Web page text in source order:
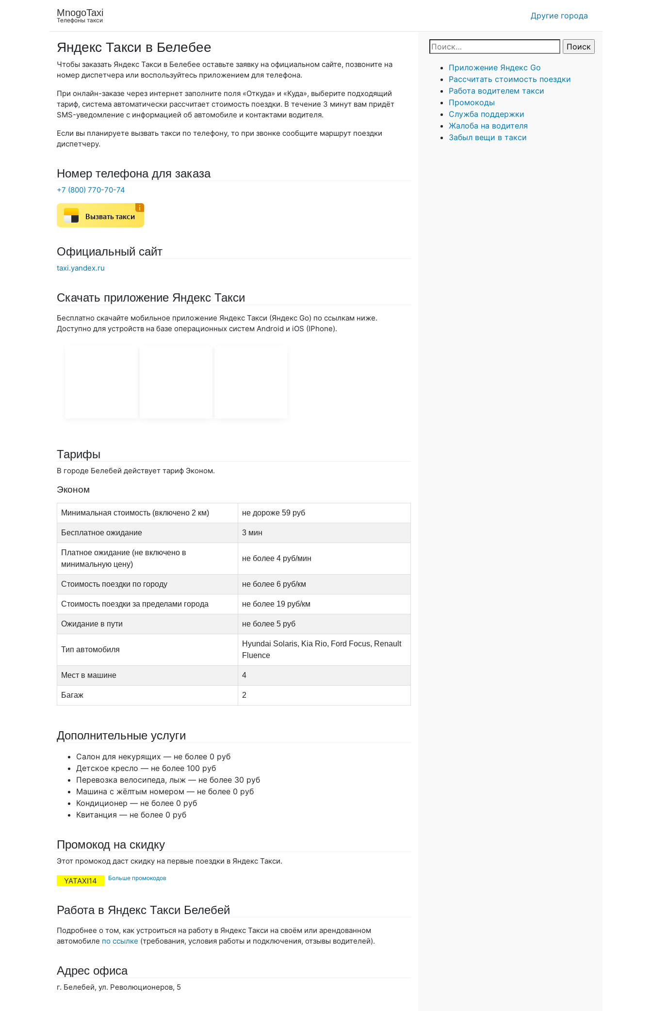
MnogoTaxi
Телефоны такси Другие города
Яндекс Такси в Белебее
Чтобы заказать Яндекс Такси в Белебее оставьте заявку на официальном сайте, позвоните на
номер диспетчера или воспользуйтесь приложением для телефона.
При онлайн-заказе через интернет заполните поля «Откуда» и «Куда», выберите подходящий
тариф, система автоматически рассчитает стоимость поездки. В течение 3 минут вам придёт
SMS-уведомление с информацией об автомобиле и контактами водителя.
Если вы планируете вызвать такси по телефону, то при звонке сообщите маршрут поездки
диспетчеру.
Номер телефона для заказа
+7 (800) 770-70-74
Вызвать такси
Официальный сайт
taxi.yandex.ru
Скачать приложение Яндекс Такси
Бесплатно скачайте мобильное приложение Яндекс Такси (Яндекс Go) по ссылкам ниже.
Доступно для устройств на базе операционных систем Android и iOS (IPhone).
Тарифы
В городе Белебей действует тариф Эконом.
Эконом
Минимальная стоимость (включено 2 км) не дороже 59 руб
Бесплатное ожидание 3 мин
Платное ожидание (не включено в
минимальную цену)
не более 4 руб/мин
Стоимость поездки по городу не более 6 руб/км
Стоимость поездки за пределами города не более 19 руб/км
Ожидание в пути не более 5 руб
Тип автомобиля
Hyundai Solaris, Kia Rio, Ford Focus, Renault
Fluence
Мест в машине 4
Багаж 2
Дополнительные услуги
Салон для некурящих — не более 0 руб
Детское кресло — не более 100 руб
Перевозка велосипеда, лыж — не более 30 руб
Машина с жёлтым номером — не более 0 руб
Кондиционер — не более 0 руб
Квитанция — не более 0 руб
Промокод на скидку
Этот промокод даст скидку на первые поездки в Яндекс Такси.
YATAXI14 Больше промокодов
Работа в Яндекс Такси Белебей
Подробнее о том, как устроиться на работу в Яндекс Такси на своём или арендованном
автомобиле по ссылке (требования, условия работы и подключения, отзывы водителей).
Адрес офиса
г. Белебей, ул. Революционеров, 5
Приложение Яндекс Go
Рассчитать стоимость поездки
Работа водителем такси
Промокоды
Служба поддержки
Жалоба на водителя
Забыл вещи в такси